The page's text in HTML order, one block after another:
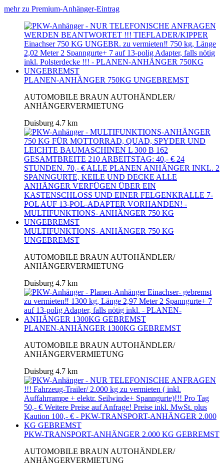
mehr zu Premium-Anhänger-Eintrag
PLANEN-ANHÄNGER 750KG UNGEBREMST
AUTOMOBILE BRAUN AUTOHÄNDLER/
ANHÄNGERVERMIETUNG
Duisburg 4.7 km
MULTIFUNKTIONS- ANHÄNGER 750 KG
UNGEBREMST
AUTOMOBILE BRAUN AUTOHÄNDLER/
ANHÄNGERVERMIETUNG
Duisburg 4.7 km
PLANEN-ANHÄNGER 1300KG GEBREMST
AUTOMOBILE BRAUN AUTOHÄNDLER/
ANHÄNGERVERMIETUNG
Duisburg 4.7 km
PKW-TRANSPORT-ANHÄNGER 2.000 KG GEBREMST
AUTOMOBILE BRAUN AUTOHÄNDLER/
ANHÄNGERVERMIETUNG